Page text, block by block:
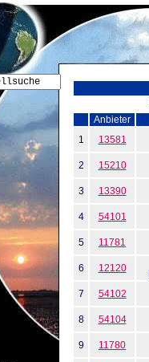
Anbieter
1
13581
2
15210
3
13390
4
54101
5
11781
6
12120
7
54102
8
54104
9
11780